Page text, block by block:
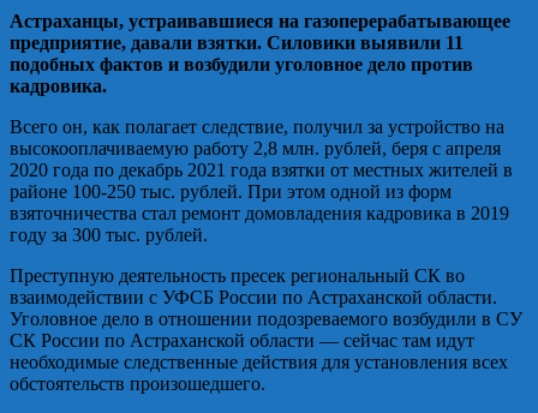
Астраханцы, устраивавшиеся на газоперерабатывающее
предприятие, давали взятки. Силовики выявили 11
подобных фактов и возбудили уголовное дело против
кадровика.
Всего он, как полагает следствие, получил за устройство на
высокооплачиваемую работу 2,8 млн. рублей, беря с апреля
2020 года по декабрь 2021 года взятки от местных жителей в
районе 100-250 тыс. рублей. При этом одной из форм
взяточничества стал ремонт домовладения кадровика в 2019
году за 300 тыс. рублей.
Преступную деятельность пресек региональный СК во
взаимодействии с УФСБ России по Астраханской области.
Уголовное дело в отношении подозреваемого возбудили в СУ
СК России по Астраханской области — сейчас там идут
необходимые следственные действия для установления всех
обстоятельств произошедшего.